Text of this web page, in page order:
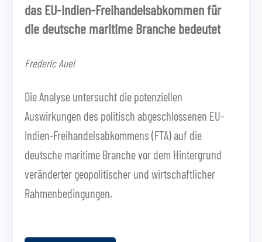
das EU-Indien-Freihandelsabkommen für
die deutsche maritime Branche bedeutet
Frederic Auel
Die Analyse untersucht die potenziellen
Auswirkungen des politisch abgeschlossenen EU-
Indien-Freihandelsabkommens (FTA) auf die
deutsche maritime Branche vor dem Hintergrund
veränderter geopolitischer und wirtschaftlicher
Rahmenbedingungen.